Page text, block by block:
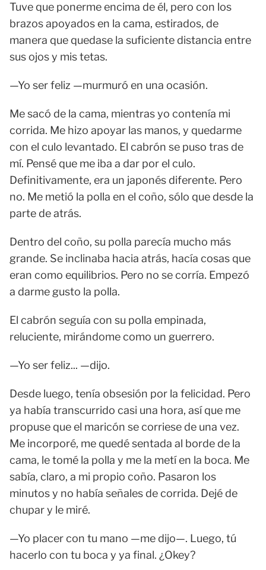
Tuve que ponerme encima de él, pero con los
brazos apoyados en la cama, estirados, de
manera que quedase la suficiente distancia entre
sus ojos y mis tetas.
—Yo ser feliz —murmuró en una ocasión.
Me sacó de la cama, mientras yo contenía mi
corrida. Me hizo apoyar las manos, y quedarme
con el culo levantado. El cabrón se puso tras de
mí. Pensé que me iba a dar por el culo.
Definitivamente, era un japonés diferente. Pero
no. Me metió la polla en el coño, sólo que desde la
parte de atrás.
Dentro del coño, su polla parecía mucho más
grande. Se inclinaba hacia atrás, hacía cosas que
eran como equilibrios. Pero no se corría. Empezó
a darme gusto la polla.
El cabrón seguía con su polla empinada,
reluciente, mirándome como un guerrero.
—Yo ser feliz... —dijo.
Desde luego, tenía obsesión por la felicidad. Pero
ya había transcurrido casi una hora, así que me
propuse que el maricón se corriese de una vez.
Me incorporé, me quedé sentada al borde de la
cama, le tomé la polla y me la metí en la boca. Me
sabía, claro, a mi propio coño. Pasaron los
minutos y no había señales de corrida. Dejé de
chupar y le miré.
—Yo placer con tu mano —me dijo—. Luego, tú
hacerlo con tu boca y ya final. ¿Okey?